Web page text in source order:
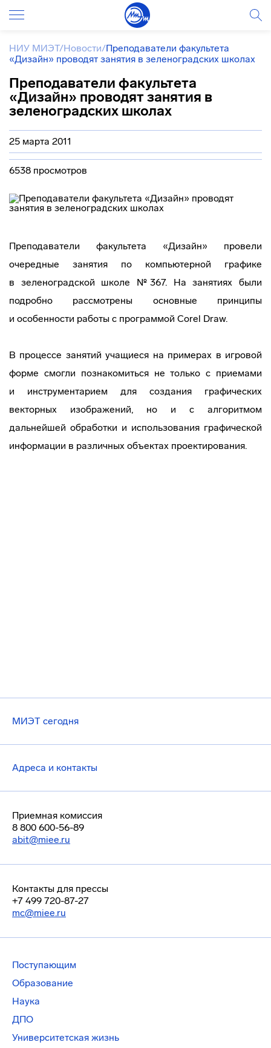
НИУ МИЭТ/Новости/Преподаватели факультета
«Дизайн» проводят занятия в зеленоградских школах
Преподаватели факультета
«Дизайн» проводят занятия в
зеленоградских школах
25 марта 2011
6538 просмотров
Преподаватели факультета «Дизайн» провели
очередные занятия по компьютерной графике
в зеленоградской школе №367. На занятиях были
подробно рассмотрены основные принципы
и особенности работы с программой Corel Draw.
В процессе занятий учащиеся на примерах в игровой
форме смогли познакомиться не только с приемами
и инструментарием для создания графических
векторных изображений, но и с алгоритмом
дальнейшей обработки и использования графической
информации в различных объектах проектирования.
МИЭТ сегодня
Адреса и контакты
Приемная комиссия
8 800 600-56-89
abit@miee.ru
Контакты для прессы
+7 499 720-87-27
mc@miee.ru
Поступающим
Образование
Наука
ДПО
Университетская жизнь